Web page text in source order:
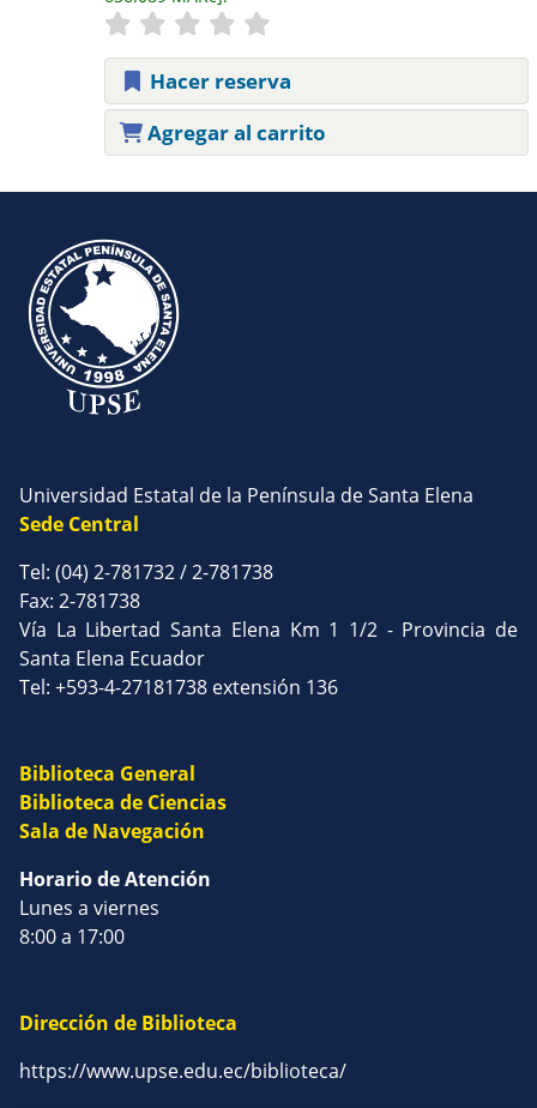
Hacer reserva
Agregar al carrito
Universidad Estatal de la Península de Santa Elena
Sede Central
Tel: (04) 2-781732 / 2-781738
Fax: 2-781738
Vía La Libertad Santa Elena Km 1 1/2 - Provincia de
Santa Elena Ecuador
Tel: +593-4-27181738 extensión 136
Biblioteca General
Biblioteca de Ciencias
Sala de Navegación
Horario de Atención
Lunes a viernes
8:00 a 17:00
Dirección de Biblioteca
https://www.upse.edu.ec/biblioteca/